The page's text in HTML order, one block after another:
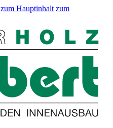
zum Hauptinhalt zum